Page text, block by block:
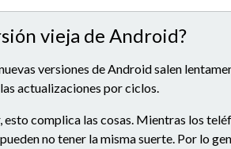
vieja de Android?
versiones de Android salen
actualizaciones por ciclos.
complica las cosas. Mientras los
no tener la misma suerte. Por lo